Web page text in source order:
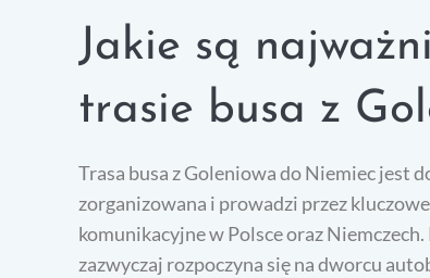
Jakie są
trasie busa z
Trasa busa z Goleniowa do Niemiec jest
zorganizowana i prowadzi przez
komunikacyjne w Polsce oraz
zazwyczaj rozpoczyna się na dworcu